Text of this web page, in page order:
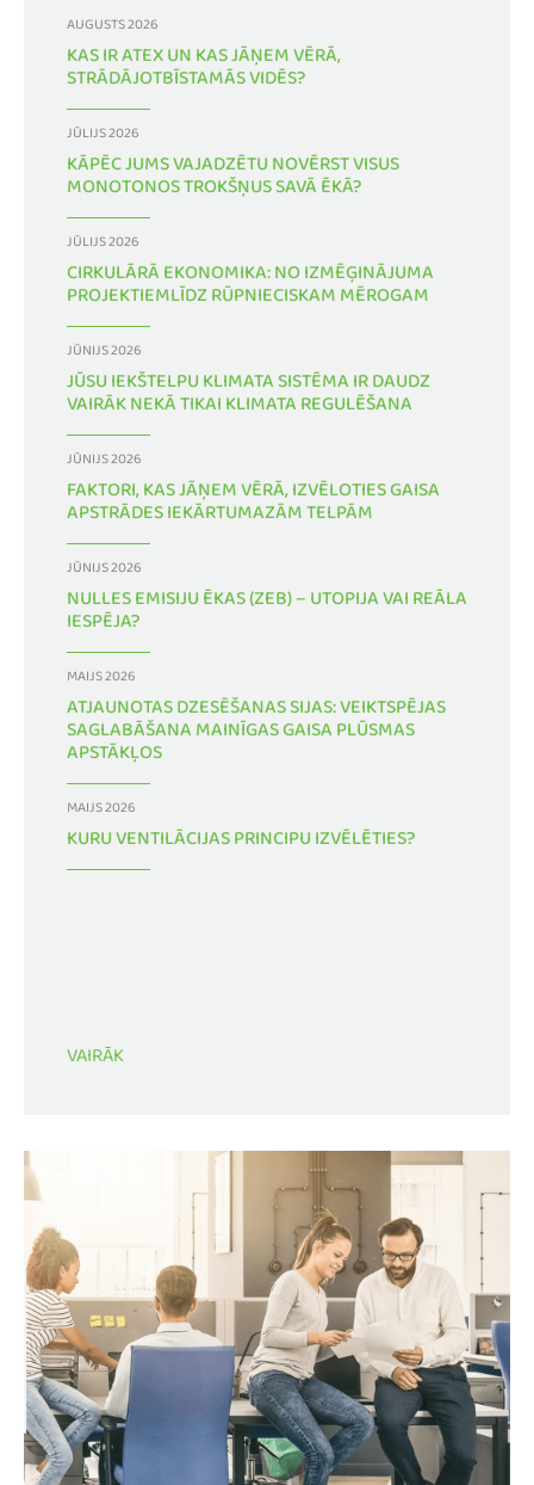
AUGUSTS 2026
KAS IR ATEX UN KAS JĀŅEM VĒRĀ,
STRĀDĀJOTBĪSTAMĀS VIDĒS?
JŪLIJS 2026
KĀPĒC JUMS VAJADZĒTU NOVĒRST VISUS
MONOTONOS TROKŠŅUS SAVĀ ĒKĀ?
JŪLIJS 2026
CIRKULĀRĀ EKONOMIKA: NO IZMĒĢINĀJUMA
PROJEKTIEMLĪDZ RŪPNIECISKAM MĒROGAM
JŪNIJS 2026
JŪSU IEKŠTELPU KLIMATA SISTĒMA IR DAUDZ
VAIRĀK NEKĀ TIKAI KLIMATA REGULĒŠANA
JŪNIJS 2026
FAKTORI, KAS JĀŅEM VĒRĀ, IZVĒLOTIES GAISA
APSTRĀDES IEKĀRTUMAZĀM TELPĀM
JŪNIJS 2026
NULLES EMISIJU ĒKAS (ZEB) – UTOPIJA VAI REĀLA
IESPĒJA?
MAIJS 2026
ATJAUNOTAS DZESĒŠANAS SIJAS: VEIKTSPĒJAS
SAGLABĀŠANA MAINĪGAS GAISA PLŪSMAS
APSTĀKĻOS
MAIJS 2026
KURU VENTILĀCIJAS PRINCIPU IZVĒLĒTIES?
VAIRĀK